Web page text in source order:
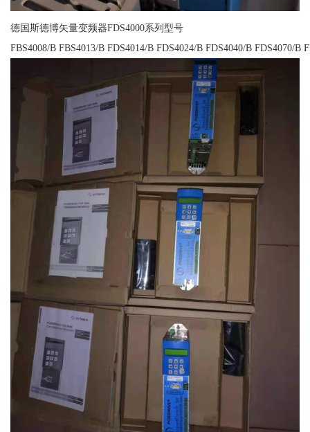
德国斯德博矢量变频器FDS4000系列型号
FBS4008/B FBS4013/B FDS4014/B FDS4024/B FDS4040/B FDS4070/B